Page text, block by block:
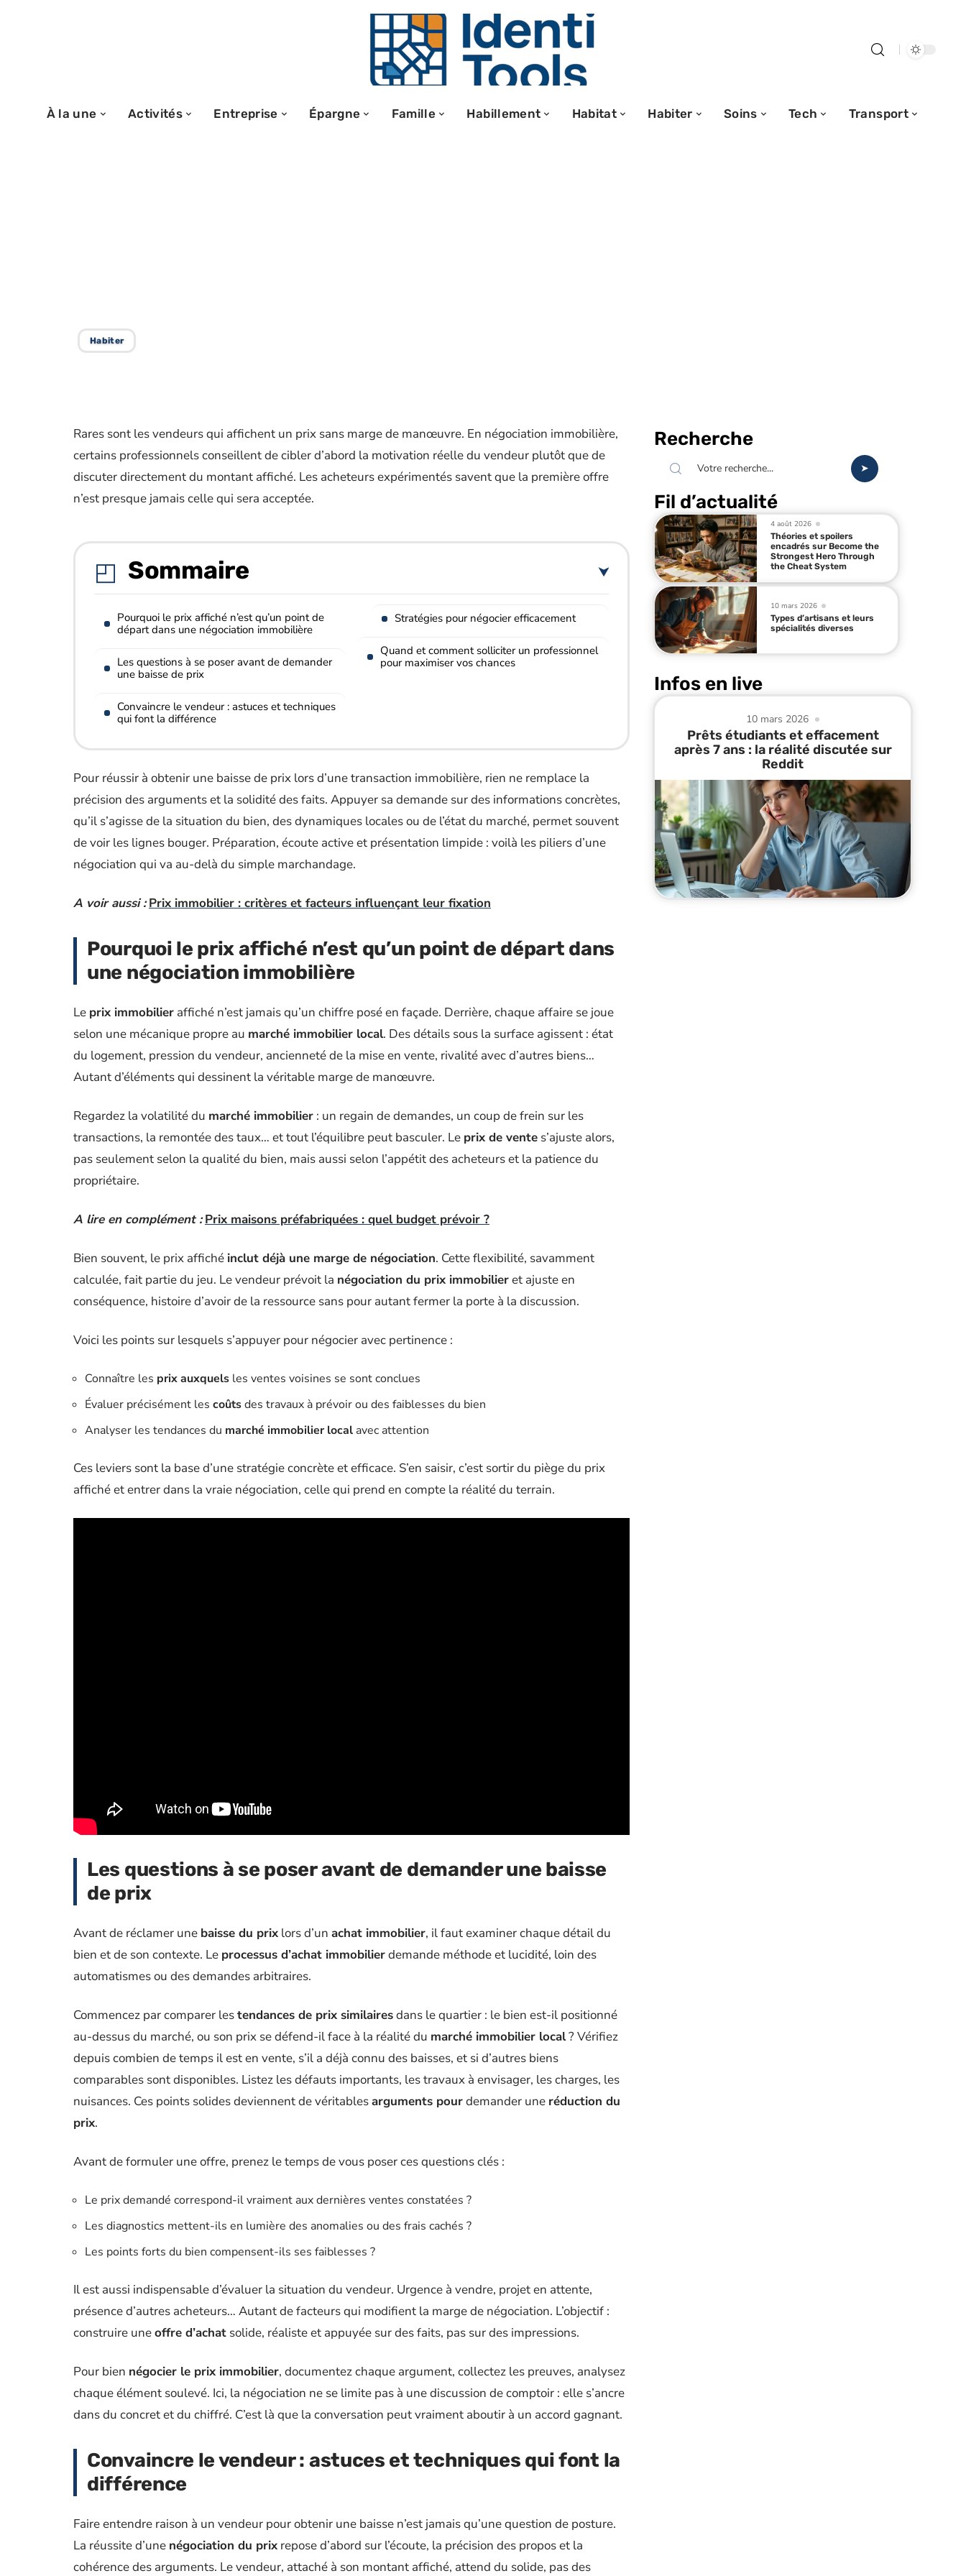
À la une Activités Entreprise Épargne Famille Habillement Habitat Habiter Soins Tech Transport
Habiter
Rares sont les vendeurs qui affichent un prix sans marge de manœuvre. En négociation immobilière,
certains professionnels conseillent de cibler d’abord la motivation réelle du vendeur plutôt que de
discuter directement du montant affiché. Les acheteurs expérimentés savent que la première offre
n’est presque jamais celle qui sera acceptée.
Sommaire
Pourquoi le prix affiché n’est qu’un point de
départ dans une négociation immobilière
Les questions à se poser avant de demander
une baisse de prix
Convaincre le vendeur : astuces et techniques
qui font la différence
Stratégies pour négocier efficacement
Quand et comment solliciter un professionnel
pour maximiser vos chances
Pour réussir à obtenir une baisse de prix lors d’une transaction immobilière, rien ne remplace la
précision des arguments et la solidité des faits. Appuyer sa demande sur des informations concrètes,
qu’il s’agisse de la situation du bien, des dynamiques locales ou de l’état du marché, permet souvent
de voir les lignes bouger. Préparation, écoute active et présentation limpide : voilà les piliers d’une
négociation qui va au-delà du simple marchandage.
A voir aussi : Prix immobilier : critères et facteurs influençant leur fixation
Pourquoi le prix affiché n’est qu’un point de départ dans
une négociation immobilière
Le prix immobilier affiché n’est jamais qu’un chiffre posé en façade. Derrière, chaque affaire se joue
selon une mécanique propre au marché immobilier local. Des détails sous la surface agissent : état
du logement, pression du vendeur, ancienneté de la mise en vente, rivalité avec d’autres biens…
Autant d’éléments qui dessinent la véritable marge de manœuvre.
Regardez la volatilité du marché immobilier : un regain de demandes, un coup de frein sur les
transactions, la remontée des taux… et tout l’équilibre peut basculer. Le prix de vente s’ajuste alors,
pas seulement selon la qualité du bien, mais aussi selon l’appétit des acheteurs et la patience du
propriétaire.
A lire en complément : Prix maisons préfabriquées : quel budget prévoir ?
Bien souvent, le prix affiché inclut déjà une marge de négociation. Cette flexibilité, savamment
calculée, fait partie du jeu. Le vendeur prévoit la négociation du prix immobilieret ajuste en
conséquence, histoire d’avoir de la ressource sans pour autant fermer la porte à la discussion.
Voici les points sur lesquels s’appuyer pour négocier avec pertinence :
Connaître les prix auxquels les ventes voisines se sont conclues
Évaluer précisément les coûtsdes travaux à prévoir ou des faiblesses du bien
Analyser les tendances du marché immobilier local avec attention
Ces leviers sont la base d’une stratégie concrète et efficace. S’en saisir, c’est sortir du piège du prix
affiché et entrer dans la vraie négociation, celle qui prend en compte la réalité du terrain.
Les questions à se poser avant de demander une baisse
de prix
Avant de réclamer une baisse du prix lors d’un achat immobilier, il faut examiner chaque détail du
bien et de son contexte. Le processus d’achat immobilierdemande méthode et lucidité, loin des
automatismes ou des demandes arbitraires.
Commencez par comparer lestendances de prix similairesdans le quartier : le bien est-il positionné
au-dessus du marché, ou son prix se défend-il face à la réalité du marché immobilier local? Vérifiez
depuis combien de temps il est en vente, s’il a déjà connu des baisses, et si d’autres biens
comparables sont disponibles. Listez les défauts importants, les travaux à envisager, les charges, les
nuisances. Ces points solides deviennent de véritablesarguments pourdemander une réduction du
prix.
Avant de formuler une offre, prenez le temps de vous poser ces questions clés :
Le prix demandé correspond-il vraiment aux dernières ventes constatées ?
Les diagnostics mettent-ils en lumière des anomalies ou des frais cachés ?
Les points forts du bien compensent-ils ses faiblesses ?
Il est aussi indispensable d’évaluer la situation du vendeur. Urgence à vendre, projet en attente,
présence d’autres acheteurs… Autant de facteurs qui modifient la marge de négociation. L’objectif :
construire uneoffre d’achat solide, réaliste et appuyée sur des faits, pas sur des impressions.
Pour bien négocier le prix immobilier, documentez chaque argument, collectez les preuves, analysez
chaque élément soulevé. Ici, la négociation ne se limite pas à une discussion de comptoir : elle s’ancre
dans du concret et du chiffré. C’est là que la conversation peut vraiment aboutir à un accord gagnant.
Convaincre le vendeur : astuces et techniques qui font la
différence
Faire entendre raison à un vendeur pour obtenir une baisse n’est jamais qu’une question de posture.
La réussite d’une négociation du prix repose d’abord sur l’écoute, la précision des propos et la
cohérence des arguments. Le vendeur, attaché à son montant affiché, attend du solide, pas des
Recherche
Fil d’actualité
4 août 2026
Théories et spoilers
encadrés sur Become the
Strongest Hero Through
the Cheat System
10 mars 2026
Types d’artisans et leurs
spécialités diverses
Infos en live
10 mars 2026
Prêts étudiants et effacement
après 7 ans : la réalité discutée sur
Reddit